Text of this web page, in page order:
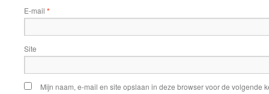
E-mail *
Site
Mijn naam, e-mail en site opslaan in deze browser voor de volgende